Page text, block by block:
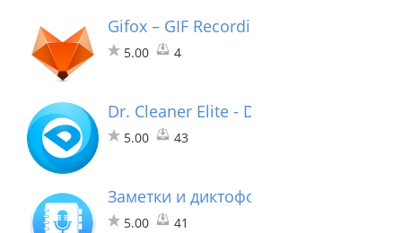
Gifox – GIF Recording & Shari…
5.00 4
Dr. Cleaner Elite - Disk, Memory,
5.00 43
Заметки и диктофон - запись
5.00 41